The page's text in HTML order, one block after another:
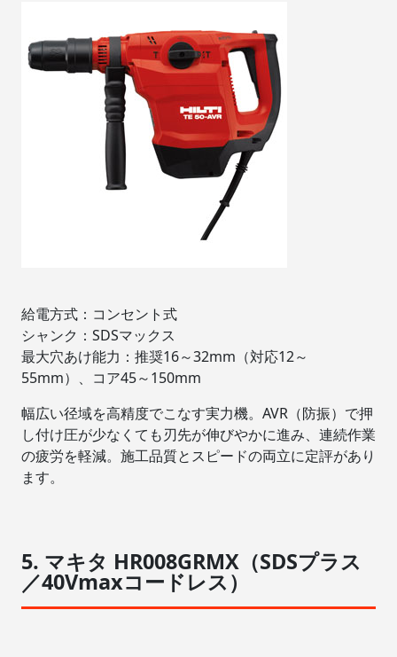
給電方式：コンセント式
シャンク：SDSマックス
最大穴あけ能力：推奨16～32mm（対応12～
55mm）、コア45～150mm
幅広い径域を高精度でこなす実力機。AVR（防振）で押
し付け圧が少なくても刃先が伸びやかに進み、連続作業
の疲労を軽減。施工品質とスピードの両立に定評があり
ます。
5. マキタ HR008GRMX（SDSプラス
／40Vmaxコードレス）